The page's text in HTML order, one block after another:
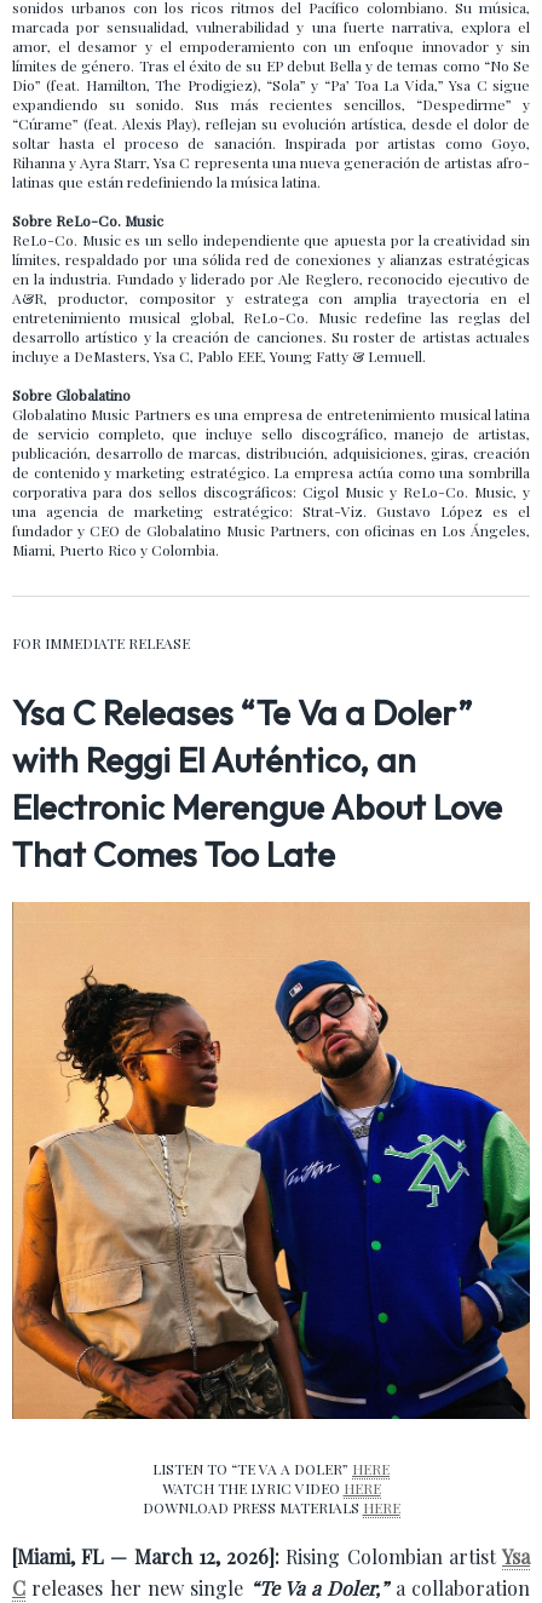
sonidos urbanos con los ricos ritmos del Pacífico colombiano. Su música,
marcada por sensualidad, vulnerabilidad y una fuerte narrativa, explora el
amor, el desamor y el empoderamiento con un enfoque innovador y sin
límites de género. Tras el éxito de su EP debut Bella y de temas como “No Se
Dio” (feat. Hamilton, The Prodigiez), “Sola” y “Pa’ Toa La Vida,” Ysa C sigue
expandiendo su sonido. Sus más recientes sencillos, “Despedirme” y
“Cúrame” (feat. Alexis Play), reflejan su evolución artística, desde el dolor de
soltar hasta el proceso de sanación. Inspirada por artistas como Goyo,
Rihanna y Ayra Starr, Ysa C representa una nueva generación de artistas afro-
latinas que están redefiniendo la música latina.
Sobre ReLo-Co. Music
ReLo-Co. Music es un sello independiente que apuesta por la creatividad sin
límites, respaldado por una sólida red de conexiones y alianzas estratégicas
en la industria. Fundado y liderado por Ale Reglero, reconocido ejecutivo de
A&R, productor, compositor y estratega con amplia trayectoria en el
entretenimiento musical global, ReLo-Co. Music redefine las reglas del
desarrollo artístico y la creación de canciones. Su roster de artistas actuales
incluye a DeMasters, Ysa C, Pablo EEE, Young Fatty & Lemuell.
Sobre Globalatino
Globalatino Music Partners es una empresa de entretenimiento musical latina
de servicio completo, que incluye sello discográfico, manejo de artistas,
publicación, desarrollo de marcas, distribución, adquisiciones, giras, creación
de contenido y marketing estratégico. La empresa actúa como una sombrilla
corporativa para dos sellos discográficos: Cigol Music y ReLo-Co. Music, y
una agencia de marketing estratégico: Strat-Viz. Gustavo López es el
fundador y CEO de Globalatino Music Partners, con oficinas en Los Ángeles,
Miami, Puerto Rico y Colombia.
FOR IMMEDIATE RELEASE
Ysa C Releases “Te Va a Doler”
with Reggi El Auténtico, an
Electronic Merengue About Love
That Comes Too Late
LISTEN TO “TE VA A DOLER” HERE
WATCH THE LYRIC VIDEO HERE
DOWNLOAD PRESS MATERIALS HERE
[Miami, FL — March 12, 2026]: Rising Colombian artistYsa
C releases her new single “Te Va a Doler,”a collaboration